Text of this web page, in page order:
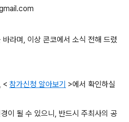
바라며, 이상 콘코에서 소식 전해 드렸
, < 참가신청 알아보기 >에서 확인하실
이 될 수 있으니 , 반드시 주최사의 공